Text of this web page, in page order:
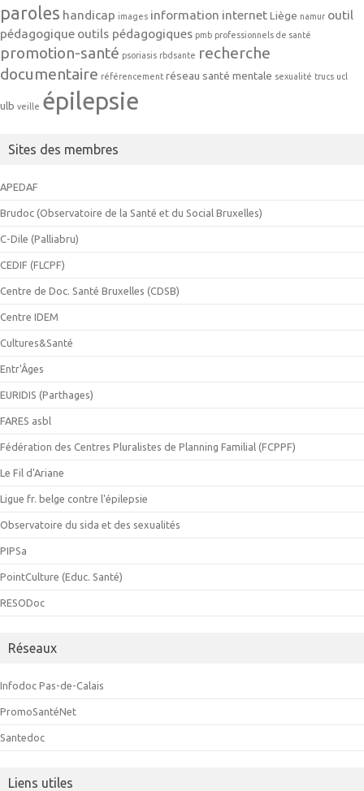
paroles handicap images information internet Liège namur outil
pédagogique outils pédagogiques pmb professionnels de santé
promotion-santé psoriasis rbdsante recherche
documentaire référencement réseau santé mentale sexualité trucs ucl
ulb veille épilepsie
Sites des membres
APEDAF
Brudoc (Observatoire de la Santé et du Social Bruxelles)
C-Dile (Palliabru)
CEDIF (FLCPF)
Centre de Doc. Santé Bruxelles (CDSB)
Centre IDEM
Cultures&Santé
Entr'Âges
EURIDIS (Parthages)
FARES asbl
Fédération des Centres Pluralistes de Planning Familial (FCPPF)
Le Fil d'Ariane
Ligue fr. belge contre l'épilepsie
Observatoire du sida et des sexualités
PIPSa
PointCulture (Educ. Santé)
RESODoc
Réseaux
Infodoc Pas-de-Calais
PromoSantéNet
Santedoc
Liens utiles